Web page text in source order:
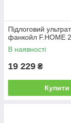
Підлоговий
фанкойл F.HOME
В наявності
19 229 ₴
Купити